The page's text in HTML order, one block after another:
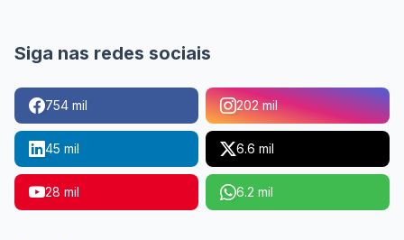
Siga nas redes sociais
754 mil 202 mil
45 mil 6.6 mil
28 mil 6.2 mil